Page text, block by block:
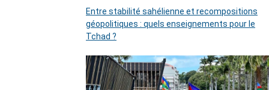
Entre stabilité sahélienne et recompositions
géopolitiques : quels enseignements pour le
Tchad ?